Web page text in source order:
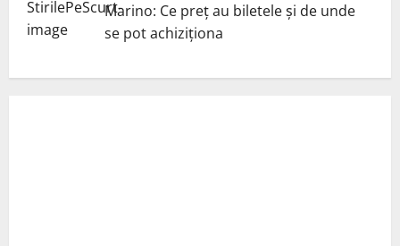
Marino: Ce preț au biletele și de unde
se pot achiziționa